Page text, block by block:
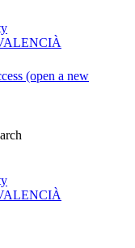
(open a new